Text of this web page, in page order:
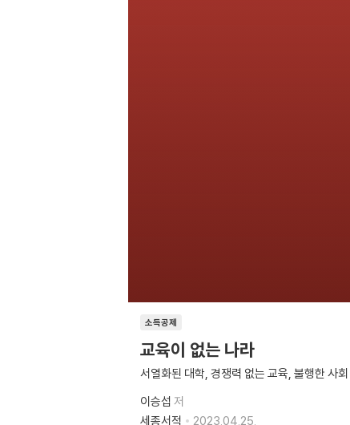
소득공제
교육이 없는 나라
서열화된 대학, 경쟁력 없는 교육, 불행한 사회
이승섭 저
세종서적
2023.04.25.